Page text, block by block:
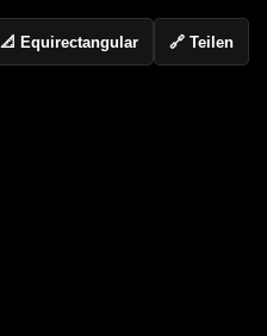
📐 Equirectangular 🔗 Teilen